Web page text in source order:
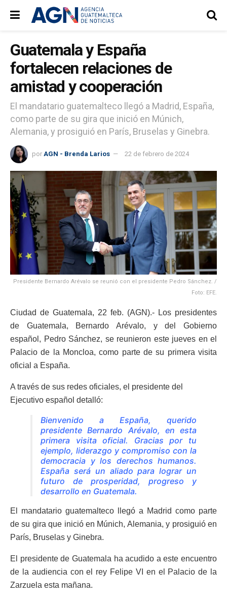
Guatemala y España
fortalecen relaciones de
amistad y cooperación
El mandatario guatemalteco llegó a Madrid, España,
como parte de su gira que inició en Múnich,
Alemania, y prosiguió en París, Bruselas y Ginebra.
por AGN - Brenda Larios 22 de febrero de 2024
Presidente Bernardo Arévalo se reunió con el presidente Pedro Sánchez. /
Foto: EFE.
Ciudad de Guatemala, 22 feb. (AGN).- Los presidentes
de Guatemala, Bernardo Arévalo, y del Gobierno
español, Pedro Sánchez, se reunieron este jueves en el
Palacio de la Moncloa, como parte de su primera visita
oficial a España.
A través de sus redes oficiales, el presidente del
Ejecutivo español detalló:
Bienvenido a España, querido
presidente Bernardo Arévalo, en esta
primera visita oficial. Gracias por tu
ejemplo, liderazgo y compromiso con la
democracia y los derechos humanos.
España será un aliado para lograr un
futuro de prosperidad, progreso y
desarrollo en Guatemala.
El mandatario guatemalteco llegó a Madrid como parte
de su gira que inició en Múnich, Alemania, y prosiguió en
París, Bruselas y Ginebra.
El presidente de Guatemala ha acudido a este encuentro
de la audiencia con el rey Felipe VI en el Palacio de la
Zarzuela esta mañana.